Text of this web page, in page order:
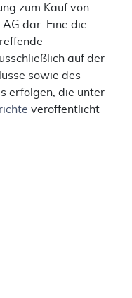
zum Kauf von
dar. Eine die
auf der
sowie des
erfolgen, die unter
veröffentlicht